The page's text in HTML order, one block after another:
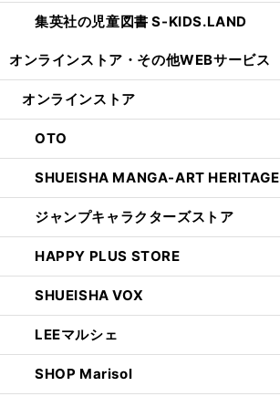
集英社の児童図書 S-KIDS.LAND
オンラインストア・ その他WEBサービス
オンラインストア
OTO
SHUEISHA MANGA-ART HERITAGE
ジャンプキャラクターズストア
HAPPY PLUS STORE
SHUEISHA VOX
LEEマルシェ
SHOP Marisol